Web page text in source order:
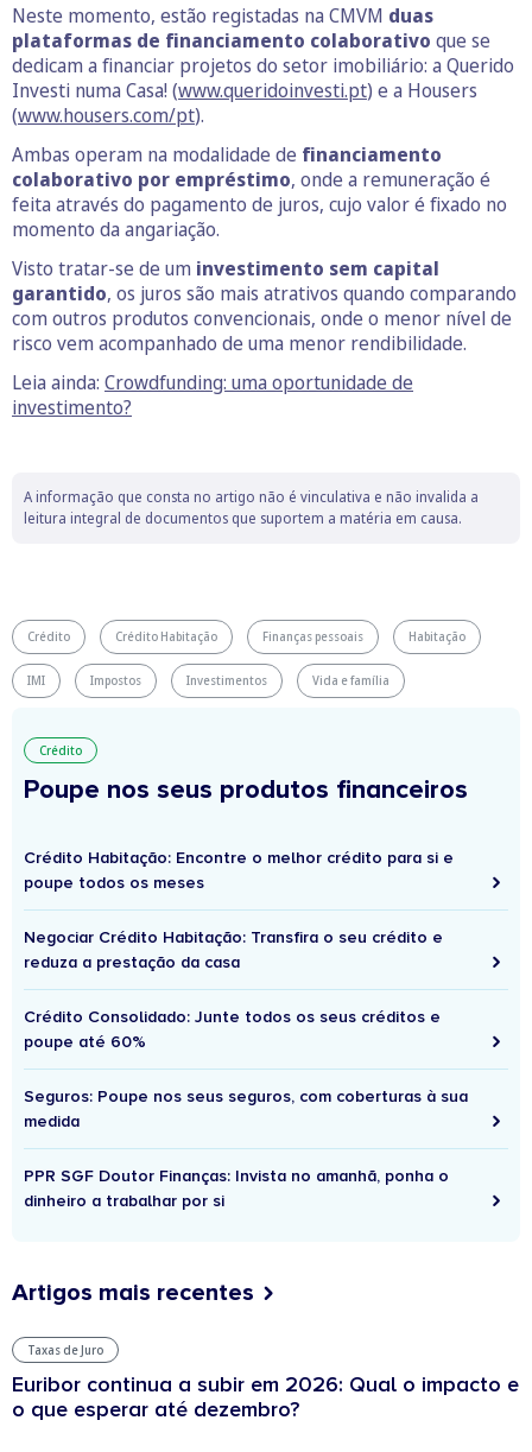
Neste momento, estão registadas na CMVM duas
plataformas de financiamento colaborativo que se
dedicam a financiar projetos do setor imobiliário: a Querido
Investi numa Casa! (www.queridoinvesti.pt) e a Housers
(www.housers.com/pt).
Ambas operam na modalidade de financiamento
colaborativo por empréstimo, onde a remuneração é
feita através do pagamento de juros, cujo valor é fixado no
momento da angariação.
Visto tratar-se de um investimento sem capital
garantido, os juros são mais atrativos quando comparando
com outros produtos convencionais, onde o menor nível de
risco vem acompanhado de uma menor rendibilidade.
Leia ainda: Crowdfunding: uma oportunidade de
investimento?
A informação que consta no artigo não é vinculativa e não invalida a
leitura integral de documentos que suportem a matéria em causa.
Crédito Crédito Habitação Finanças pessoais Habitação
IMI Impostos Investimentos Vida e família
Crédito
Poupe nos seus produtos financeiros
Crédito Habitação: Encontre o melhor crédito para si e
poupe todos os meses
Negociar Crédito Habitação: Transfira o seu crédito e
reduza a prestação da casa
Crédito Consolidado: Junte todos os seus créditos e
poupe até 60%
Seguros: Poupe nos seus seguros, com coberturas à sua
medida
PPR SGF Doutor Finanças: Invista no amanhã, ponha o
dinheiro a trabalhar por si
Artigos mais recentes
Taxas de Juro
Euribor continua a subir em 2026: Qual o impacto e
o que esperar até dezembro?